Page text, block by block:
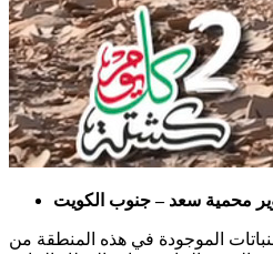
الموجودة في هذه المنطقة من